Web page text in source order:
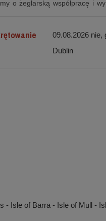
o żeglarską współpracę i
09.08.2026 nie,
Dublin
- Isle of Barra - Isle of Mull -